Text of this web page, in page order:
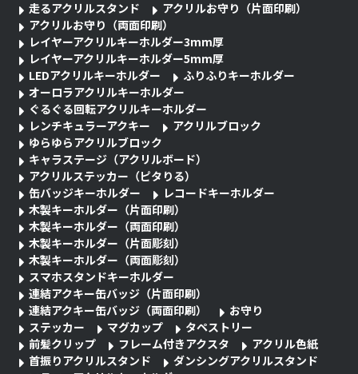
走るアクリルスタンド
アクリルお守り（片面印刷）
アクリルお守り（両面印刷）
レイヤーアクリルキーホルダー3mm厚
レイヤーアクリルキーホルダー5mm厚
LEDアクリルキーホルダー
ふりふりキーホルダー
オーロラアクリルキーホルダー
ぐるぐる回転アクリルキーホルダー
レンチキュラーアクキー
アクリルブロック
ゆらゆらアクリルブロック
キャラステージ（アクリルボード）
アクリルステッカー（ピタりる）
缶バッジキーホルダー
レコードキーホルダー
木製キーホルダー（片面印刷）
木製キーホルダー（両面印刷）
木製キーホルダー（片面彫刻）
木製キーホルダー（両面彫刻）
スマホスタンドキーホルダー
連結アクキー缶バッジ（片面印刷）
連結アクキー缶バッジ（両面印刷）
お守り
ステッカー
マグカップ
タペストリー
前髪クリップ
フレーム付きアクスタ
アクリル色紙
首振りアクリルスタンド
ダンシングアクリルスタンド